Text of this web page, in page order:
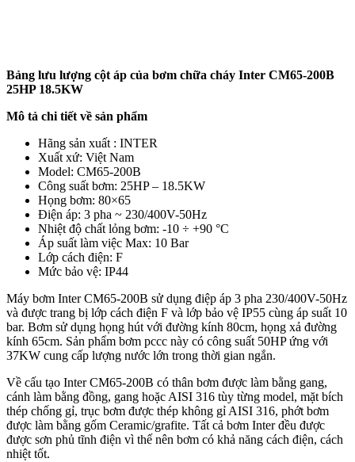
Bảng lưu lượng cột áp của bơm chữa cháy Inter CM65-200B
25HP 18.5KW
Mô tả chi tiết về sản phẩm
Hãng sản xuất : INTER
Xuất xứ: Việt Nam
Model: CM65-200B
Công suất bơm: 25HP – 18.5KW
Họng bơm: 80×65
Điện áp: 3 pha ~ 230/400V-50Hz
Nhiệt độ chất lỏng bơm: -10 ÷ +90 °C
Áp suất làm việc Max: 10 Bar
Lớp cách điện: F
Mức bảo vệ: IP44
Máy bơm Inter CM65-200B sử dụng điệp áp 3 pha 230/400V-50Hz
và được trang bị lớp cách điện F và lớp bảo vệ IP55 cùng áp suất 10
bar. Bơm sử dụng họng hút với đường kính 80cm, họng xả đường
kính 65cm. Sản phẩm bơm pccc này có công suất 50HP ứng với
37KW cung cấp lượng nước lớn trong thời gian ngắn.
Về cấu tạo Inter CM65-200B có thân bơm được làm bằng gang,
cánh làm bằng đồng, gang hoặc AISI 316 tùy từng model, mặt bích
thép chống gỉ, trục bơm được thép không gỉ AISI 316, phớt bơm
được làm bằng gốm Ceramic/grafite. Tất cả bơm Inter đều được
được sơn phủ tĩnh điện vì thế nên bơm có khả năng cách điện, cách
nhiệt tốt.